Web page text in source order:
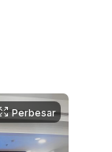
Perbesar